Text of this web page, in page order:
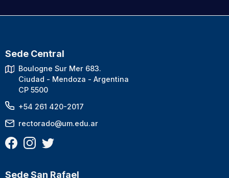
Sede Central
Boulogne Sur Mer 683.
Ciudad - Mendoza - Argentina
CP 5500
+54 261 420-2017
rectorado@um.edu.ar
Sede San Rafael